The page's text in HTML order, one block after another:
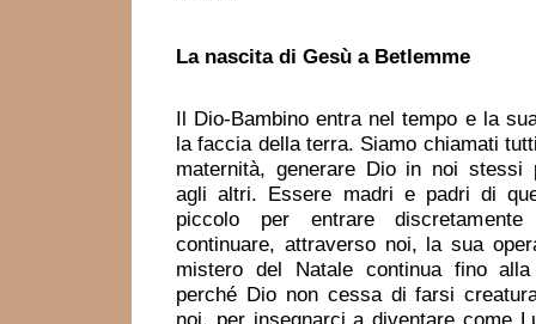
La nascita di Gesù a Betlemme
Il Dio-Bambino entra nel tempo e la
la faccia della terra. Siamo chiamati
maternità, generare Dio in noi stessi
agli altri. Essere madri e padri di
piccolo per entrare
continuare, attraverso noi, la sua
mistero del Natale continua fino
perché Dio non cessa di farsi
noi, per insegnarci a diventare come